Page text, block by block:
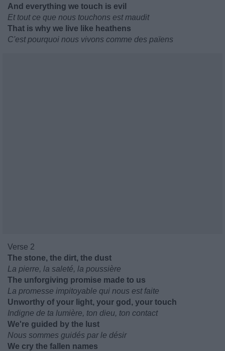
And everything we touch is evil
Et tout ce que nous touchons est maudit
That is why we live like heathens
C'est pourquoi nous vivons comme des païens
Verse 2
The stone, the dirt, the dust
La pierre, la saleté, la poussière
The unforgiving promise made to us
La promesse impitoyable qui nous est faite
Unworthy of your light, your god, your touch
Indigne de ta lumière, ton dieu, ton contact
We're guided by the lust
Nous sommes guidés par le désir
We cry the fallen names